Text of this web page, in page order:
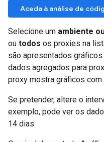
Aceda à análise de
Selecione um ambiente
ou todos os proxies na
são apresentados
dados agregados para
proxy mostra gráficos
Se pretender, altere o
exemplo, pode ver os
14 dias.